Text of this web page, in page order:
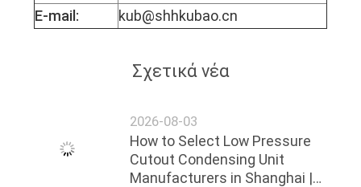
E-mail: kub@shhkubao.cn
Σχετικά νέα
2026-08-03
How to Select Low Pressure
Cutout Condensing Unit
Manufacturers in Shanghai |